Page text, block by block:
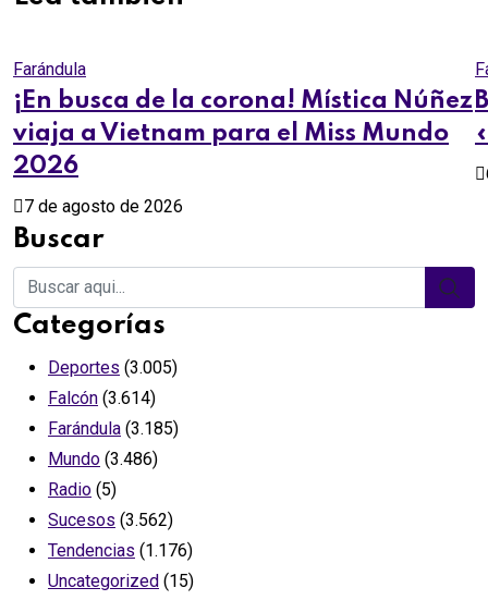
Farándula
¡En busca de la corona! Mística Núñez
viaja a Vietnam para el Miss Mundo
2026
7 de agosto de 2026
Buscar
Categorías
Deportes (3.005)
Falcón (3.614)
Farándula (3.185)
Mundo (3.486)
Radio (5)
Sucesos (3.562)
Tendencias (1.176)
Uncategorized (15)